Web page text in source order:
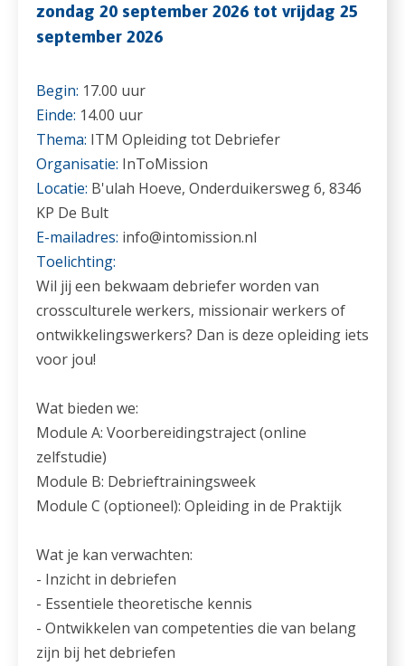
zondag 20 september 2026 tot vrijdag 25
september 2026
Begin: 17.00 uur
Einde: 14.00 uur
Thema: ITM Opleiding tot Debriefer
Organisatie: InToMission
Locatie: B'ulah Hoeve, Onderduikersweg 6, 8346
KP De Bult
E-mailadres: info@intomission.nl
Toelichting:
Wil jij een bekwaam debriefer worden van
crossculturele werkers, missionair werkers of
ontwikkelingswerkers? Dan is deze opleiding iets
voor jou!
Wat bieden we:
Module A: Voorbereidingstraject (online
zelfstudie)
Module B: Debrieftrainingsweek
Module C (optioneel): Opleiding in de Praktijk
Wat je kan verwachten:
- Inzicht in debriefen
- Essentiele theoretische kennis
- Ontwikkelen van competenties die van belang
zijn bij het debriefen